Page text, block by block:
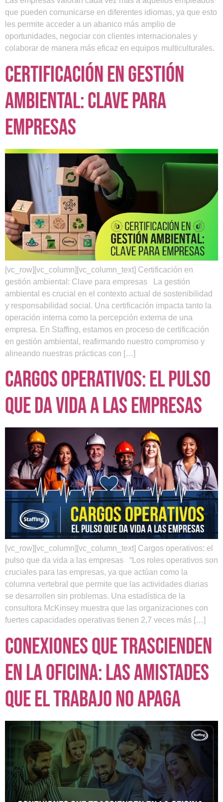
que pueden comunicarse en diferentes idiomas, ya que esto
les permite acceder a un abanico más amplio de
oportunidades, negociar con clientes internacionales y
colaborar de manera más eficaz en equipos multiculturales.
Certificación en Gestión
Ambiental: Clave para
Empresas
[vc_row][vc_column][vc_column_text] Certificación en
gestión ambiental: Clave para empresas La gestión
ambiental es crucial en el contexto actual de sostenibilidad
y responsabilidad social. Una certificación impacta tanto la
operación interna como la percepción externa de una
empresa. En Staffing, estamos en proceso de certificación
en gestión ambiental, reafirmando nuestro compromiso y
alineando nuestras prácticas con […]
Cargos operativos: el pulso
que da vida a las empresas
[vc_row][vc_column][vc_column_text] Cargos operativos: el
pulso que da vida a las empresas “Los roles operativos son
cruciales para las empresas, ya que actúan como la
columna vertebral que permite que las actividades diarias
se desarrollen sin problemas. Una estadística de la
consultora McKinsey muestra que las organizaciones con
fuertes capacidades operativas tienen 2,7 veces más […]
Conexiones que trascienden
en la oficina: las amistades
que el trabajo no apaga